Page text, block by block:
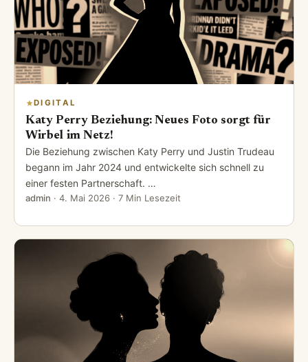
DIGITAL
Katy Perry Beziehung: Neues Foto sorgt für
Wirbel im Netz!
Die Beziehung zwischen Katy Perry und Justin Trudeau
begann im Jahr 2024 und entwickelte sich schnell zu
einer festen Partnerschaft. …
admin · 4. Mai 2026 · 7 Min Lesezeit